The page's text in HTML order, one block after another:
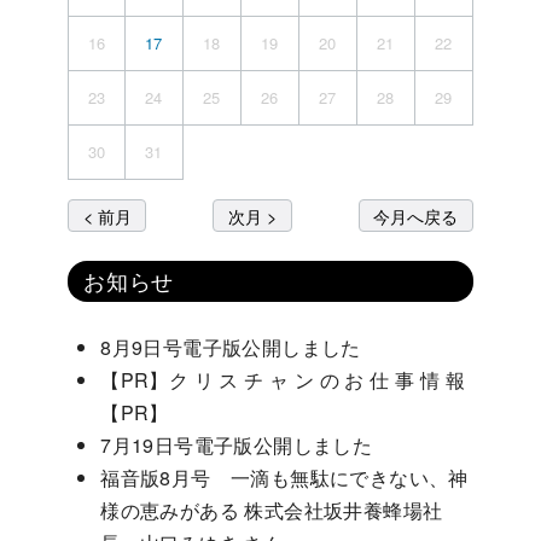
16 17 18 19 20 21 22
23 24 25 26 27 28 29
30 31
< 前月 次月 > 今月へ戻る
お知らせ
8月9日号電子版公開しました
【PR】ク リ ス チ ャ ン の お 仕 事 情 報
【PR】
7月19日号電子版公開しました
福音版8月号 一滴も無駄にできない、神
様の恵みがある 株式会社坂井養蜂場社